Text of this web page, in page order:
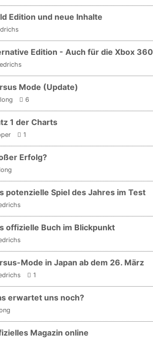
Edition und neue Inhalte
Edition - Auch für die Xbox 360
Mode (Update)
6
1 der Charts
1
Erfolg?
potenzielle Spiel des Jahres im Test
offizielle Buch im Blickpunkt
Mode in Japan ab dem 26. März
1
erwartet uns noch?
Magazin online